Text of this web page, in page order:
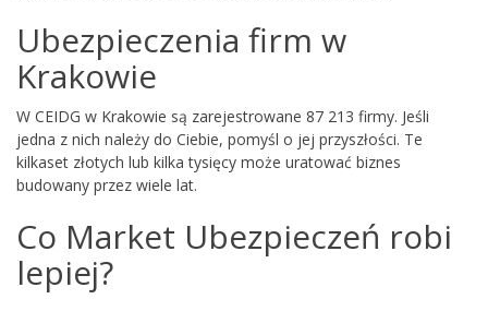
Ubezpieczenia firm w
Krakowie
W CEIDG w Krakowie są zarejestrowane 87 213 firmy. Jeśli
jedna z nich należy do Ciebie, pomyśl o jej przyszłości. Te
kilkaset złotych lub kilka tysięcy może uratować biznes
budowany przez wiele lat.
Co Market Ubezpieczeń robi
lepiej?